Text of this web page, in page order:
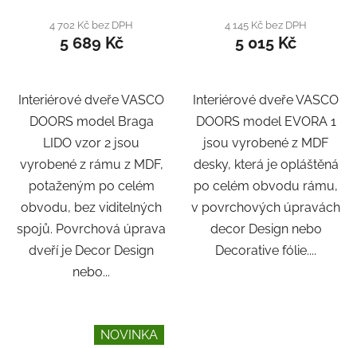
4 702 Kč bez DPH
5 689 Kč
Interiérové dveře VASCO
DOORS model Braga
LIDO vzor 2 jsou
vyrobené z rámu z MDF,
potaženým po celém
obvodu, bez viditelných
spojů. Povrchová úprava
dveří je Decor Design
nebo...
4 145 Kč bez DPH
5 015 Kč
Interiérové dveře VASCO
DOORS model EVORA 1
jsou vyrobené z MDF
desky, která je opláštěná
po celém obvodu rámu,
v povrchových úpravách
decor Design nebo
Decorative fólie....
NOVINKA